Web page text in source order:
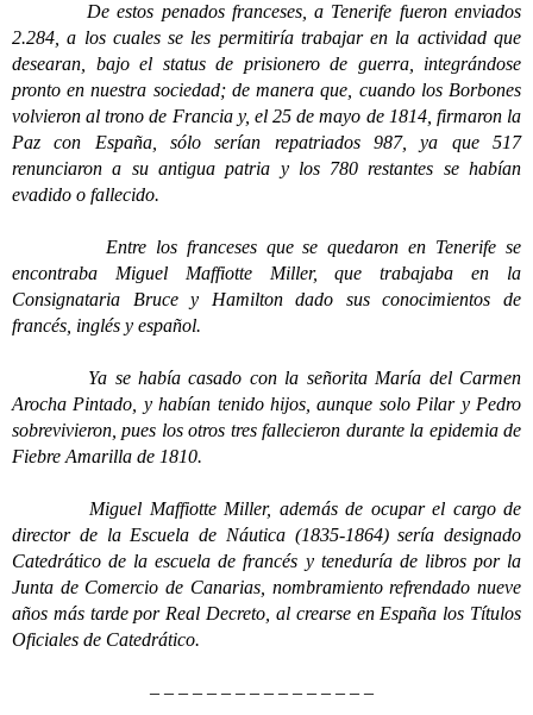
De estos penados franceses, a Tenerife fueron enviados
2.284, a los cuales se les permitiría trabajar en la actividad que
desearan, bajo el status de prisionero de guerra, integrándose
pronto en nuestra sociedad; de manera que, cuando los Borbones
volvieron al trono de Francia y, el 25 de mayo de 1814, firmaron la
Paz con España, sólo serían repatriados 987, ya que 517
renunciaron a su antigua patria y los 780 restantes se habían
evadido o fallecido.
Entre los franceses que se quedaron en Tenerife se
encontraba Miguel Maffiotte Miller, que trabajaba en la
Consignataria Bruce y Hamilton dado sus conocimientos de
francés, inglés y español.
Ya se había casado con la señorita María del Carmen
Arocha Pintado, y habían tenido hijos, aunque solo Pilar y Pedro
sobrevivieron, pues los otros tres fallecieron durante la epidemia de
Fiebre Amarilla de 1810.
Miguel Maffiotte Miller, además de ocupar el cargo de
director de la Escuela de Náutica (1835-1864) sería designado
Catedrático de la escuela de francés y teneduría de libros por la
Junta de Comercio de Canarias, nombramiento refrendado nueve
años más tarde por Real Decreto, al crearse en España los Títulos
Oficiales de Catedrático.
– – – – – – – – – – – – – – – –